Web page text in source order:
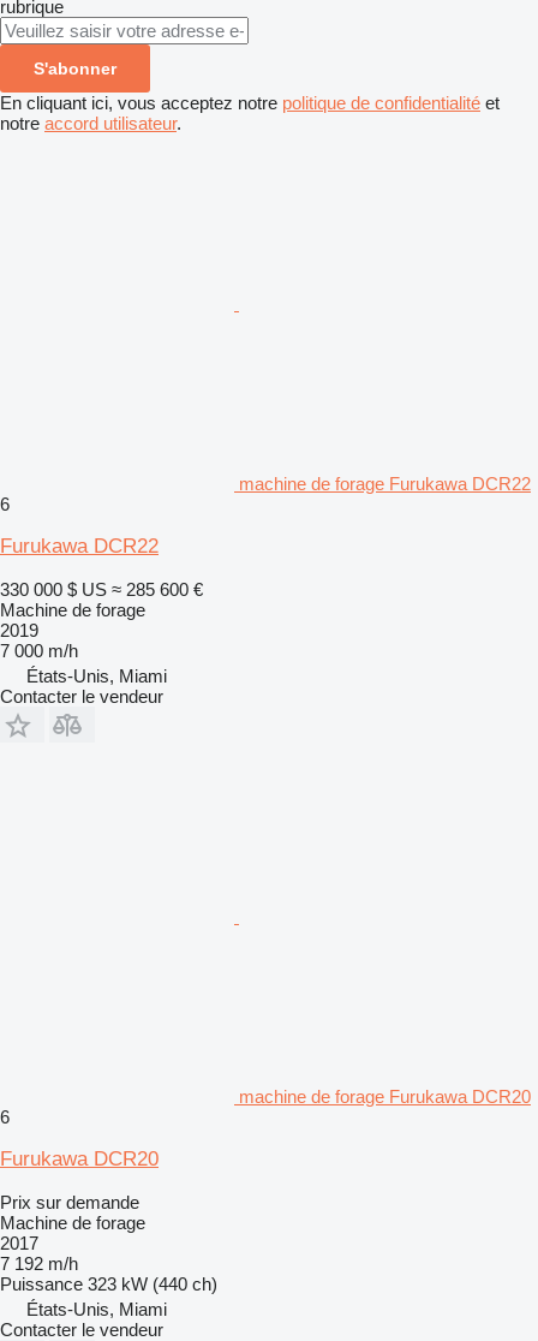
rubrique
S'abonner
En cliquant ici, vous acceptez notre politique de confidentialité et
notre accord utilisateur.
machine de forage Furukawa DCR22
6
Furukawa DCR22
330 000 $ US ≈ 285 600 €
Machine de forage
2019
7 000 m/h
États-Unis, Miami
Contacter le vendeur
machine de forage Furukawa DCR20
6
Furukawa DCR20
Prix sur demande
Machine de forage
2017
7 192 m/h
Puissance 323 kW (440 ch)
États-Unis, Miami
Contacter le vendeur